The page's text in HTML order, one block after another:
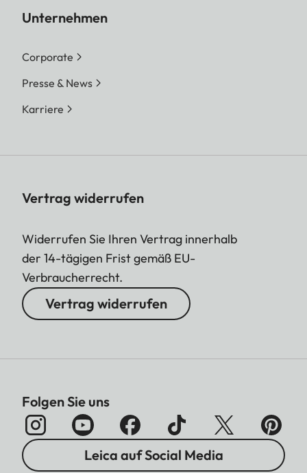
Unternehmen
Corporate
Presse & News
Karriere
Vertrag widerrufen
Widerrufen Sie Ihren Vertrag innerhalb
der 14-tägigen Frist gemäß EU-
Verbraucherrecht.
Vertrag widerrufen
Folgen Sie uns
Leica auf Social Media